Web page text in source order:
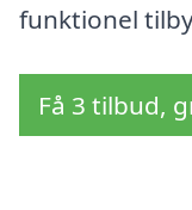
funktionel
Få 3 tilbud,